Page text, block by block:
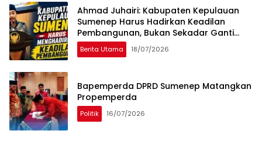
Ahmad Juhairi: Kabupaten Kepulauan
Sumenep Harus Hadirkan Keadilan
Pembangunan, Bukan Sekadar Ganti
Nama
Berita Utama 18/07/2026
Bapemperda DPRD Sumenep Matangkan
Propemperda
Politik 16/07/2026